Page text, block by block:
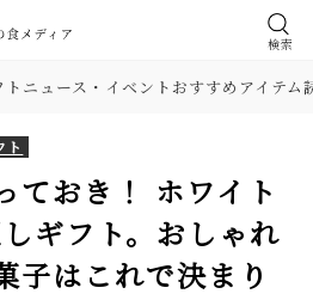
検索
ニュース・イベントおすすめアイテム
ト
ておき！ ホワイト
ギフト。おしゃれ
子はこれで決まり